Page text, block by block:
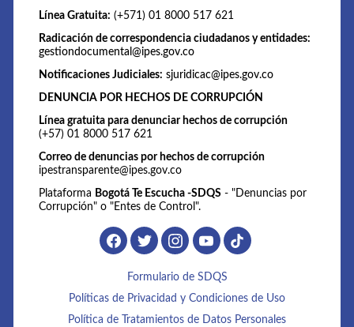
Línea Gratuita: (+571) 01 8000 517 621
Radicación de correspondencia ciudadanos y entidades:
gestiondocumental@ipes.gov.co
Notificaciones Judiciales: sjuridicac@ipes.gov.co
DENUNCIA POR HECHOS DE CORRUPCIÓN
Línea gratuita para denunciar hechos de corrupción
(+57) 01 8000 517 621
Correo de denuncias por hechos de corrupción
ipestransparente@ipes.gov.co
Plataforma Bogotá Te Escucha -SDQS - "Denuncias por
Corrupción" o "Entes de Control".
Formulario de SDQS
Políticas de Privacidad y Condiciones de Uso
Política de Tratamientos de Datos Personales